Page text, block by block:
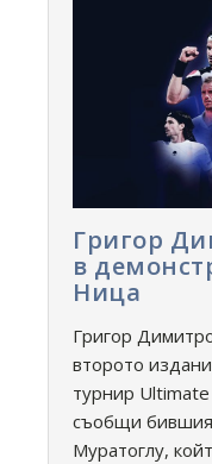
Григор
в
Ница
Григор
второто
турнир
съобщи
Муратоглу,